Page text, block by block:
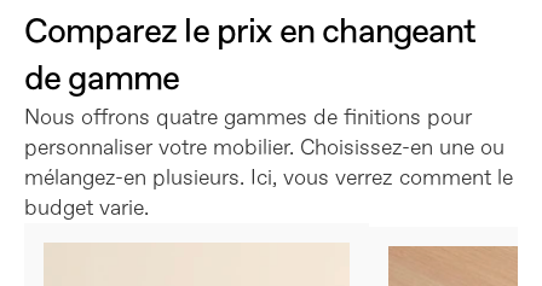
Comparez le prix en changeant
de gamme
Nous offrons quatre gammes de finitions pour
personnaliser votre mobilier. Choisissez-en une ou
mélangez-en plusieurs. Ici, vous verrez comment le
budget varie.